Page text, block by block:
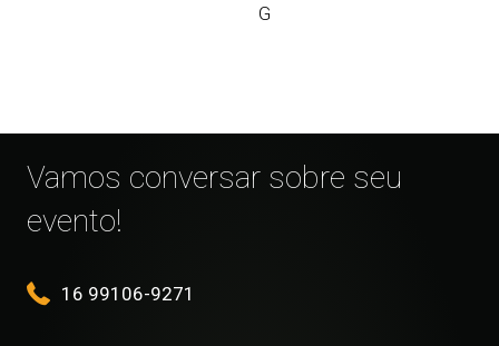
G
Vamos conversar sobre seu
evento!
16 99106-9271